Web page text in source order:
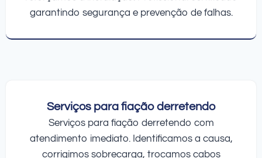
garantindo segurança e prevenção de falhas.
Serviços para fiação derretendo
Serviços para fiação derretendo com
atendimento imediato. Identificamos a causa,
corrigimos sobrecarga, trocamos cabos